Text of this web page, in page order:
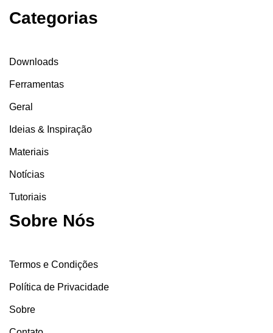
Categorias
Downloads
Ferramentas
Geral
Ideias & Inspiração
Materiais
Notícias
Tutoriais
Sobre Nós
Termos e Condições
Política de Privacidade
Sobre